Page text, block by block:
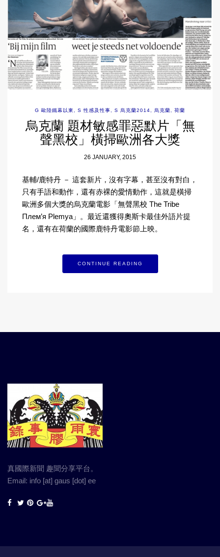
G 歐陸鐵幕以東, S 性感及性事, S 烏克蘭2014, 烏克蘭 , 荷蘭
烏克蘭 題材敏感罪惡默片「無
聲黑校」橫掃歐洲各大獎
26 JANUARY, 2015
基輔/鹿特丹 － 這套新片，沒有字幕，甚至沒有對白，
只有手語和動作，還有赤裸的愛情動作，這就是橫掃
歐洲多個大獎的烏克蘭電影「無聲黑校 The Tribe
Плем’я Plemya」。最近還獲得奧斯卡最佳外語片提
名，還有在荷蘭的國際鹿特丹電影節上映。
CONTINUE READING
真國際新聞 趣聞分享平台。
Email: info [at] gaus [dot] ee